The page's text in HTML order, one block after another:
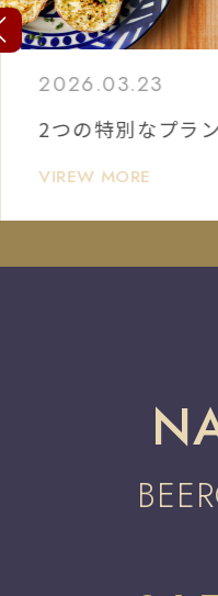
2026.03.23
2つの特別なプラ
VIREW MORE